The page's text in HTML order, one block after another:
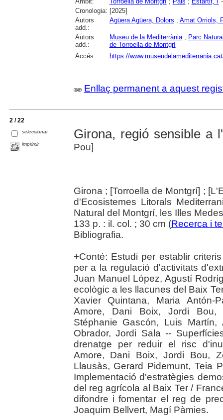
Cronologia: [2025]
Autors
add.:
Agüera Agüera, Dolors ; Amat Orriols,
Autors
add.:
Museu de la Mediterrània; Parc
de Torroella de Montgrí
Accés:
https://
Enllaç permanent a aquest
2 / 22
seleccionar
imprimir
Girona, regió sensible a
Pou]
Girona ; [Torroella de Montgrí] ;
d'Ecosistemes Litorals
Natural del Montgrí, les Illes
133 p. : il. col. ; 30 cm (Recerca i
Bibliografia.
+Conté: Estudi per establir
per a la regulació d'activitats
Juan Manuel López, Agustí
ecològic a les llacunes del Baix
Xavier Quintana, Maria Antón-
Amore, Dani Boix, Jordi Bou,
Stéphanie Gascón, Luis
Obrador, Jordi Sala --
drenatge per reduir el risc
Amore, Dani Boix, Jordi Bou,
Llausàs, Gerard Pidemunt, Teia
Implementació d'estratègies
del reg agrícola al Baix Ter /
difondre i fomentar el reg de
Joaquim Bellvert, Magí Pàmies.